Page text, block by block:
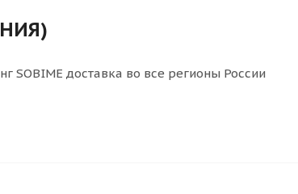
SOBIME доставка во все регионы России